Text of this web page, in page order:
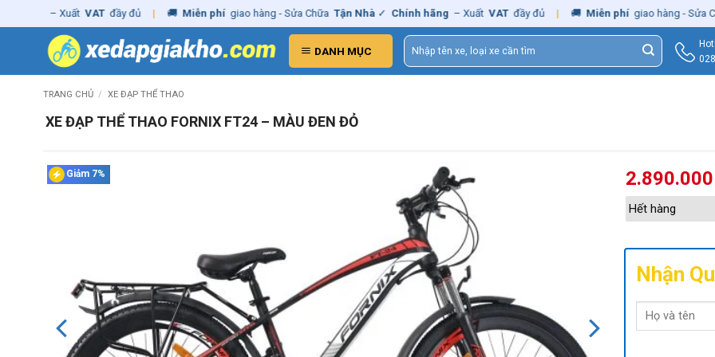
to
– Xuất VAT đầy đủ | 🚚 Miễn phí giao hàng - Sửa Chữa Tận Nhà ✓ Chính hãng – Xuất VAT đầy đủ | 🚚 Miễn phí giao hàng - Sửa Chữa
DANH MỤC
Tìm
kiếm:
TRANG CHỦ / XE ĐẠP THỂ THAO
XE ĐẠP THỂ THAO FORNIX FT24 – MÀU ĐEN ĐỎ
Giảm 7%
Hết hàng
Nhận